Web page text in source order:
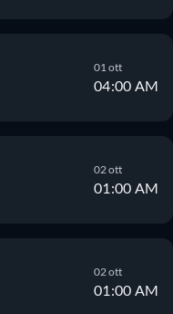
01 ott
04:00 AM
02 ott
01:00 AM
02 ott
01:00 AM